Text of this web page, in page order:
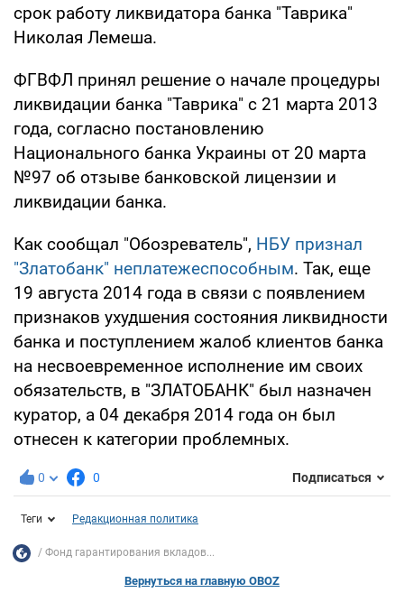
срок работу ликвидатора банка "Таврика"
Николая Лемеша.
ФГВФЛ принял решение о начале процедуры
ликвидации банка "Таврика" с 21 марта 2013
года, согласно постановлению
Национального банка Украины от 20 марта
№97 об отзыве банковской лицензии и
ликвидации банка.
Как сообщал "Обозреватель", НБУ признал
"Златобанк" неплатежеспособным. Так, еще
19 августа 2014 года в связи с появлением
признаков ухудшения состояния ликвидности
банка и поступлением жалоб клиентов банка
на несвоевременное исполнение им своих
обязательств, в "ЗЛАТОБАНК" был назначен
куратор, а 04 декабря 2014 года он был
отнесен к категории проблемных.
0 0 Подписаться
Теги Редакционная политика
Фонд гарантирования вкладов...
Вернуться на главную OBOZ